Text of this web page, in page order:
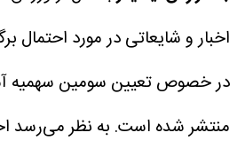
اخبار و شایعاتی در مورد احتمال
در خصوص تعیین سومین سهمیه
منتشر شده است. به نظر می‌رسد